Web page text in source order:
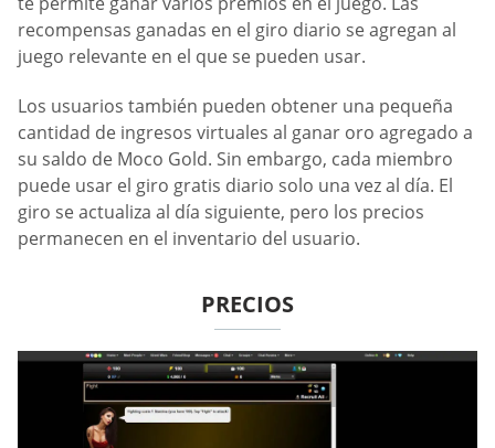
recompensas ganadas en el giro diario se agregan al
juego relevante en el que se pueden usar.
Los usuarios también pueden obtener una pequeña
cantidad de ingresos virtuales al ganar oro agregado a
su saldo de Moco Gold. Sin embargo, cada miembro
puede usar el giro gratis diario solo una vez al día. El
giro se actualiza al día siguiente, pero los precios
permanecen en el inventario del usuario.
PRECIOS